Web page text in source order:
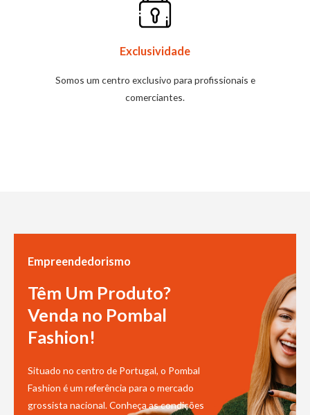
Exclusividade
Somos um centro exclusivo para profissionais e
comerciantes.
Empreendedorismo
Têm Um Produto?
Venda no Pombal
Fashion!
Situado no centro de Portugal, o Pombal
Fashion é um referência para o mercado
grossista nacional. Conheça as condições